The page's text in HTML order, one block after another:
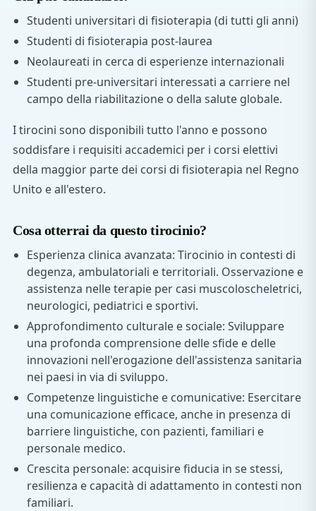
Studenti universitari di fisioterapia (di tutti gli anni)
Studenti di fisioterapia post-laurea
Neolaureati in cerca di esperienze internazionali
Studenti pre-universitari interessati a carriere nel
campo della riabilitazione o della salute globale.
I tirocini sono disponibili tutto l'anno e possono
soddisfare i requisiti accademici per i corsi elettivi
della maggior parte dei corsi di fisioterapia nel Regno
Unito e all'estero.
Cosa otterrai da questo tirocinio?
Esperienza clinica avanzata: Tirocinio in contesti di
degenza, ambulatoriali e territoriali. Osservazione e
assistenza nelle terapie per casi muscoloscheletrici,
neurologici, pediatrici e sportivi.
Approfondimento culturale e sociale: Sviluppare
una profonda comprensione delle sfide e delle
innovazioni nell'erogazione dell'assistenza sanitaria
nei paesi in via di sviluppo.
Competenze linguistiche e comunicative: Esercitare
una comunicazione efficace, anche in presenza di
barriere linguistiche, con pazienti, familiari e
personale medico.
Crescita personale: acquisire fiducia in se stessi,
resilienza e capacità di adattamento in contesti non
familiari.